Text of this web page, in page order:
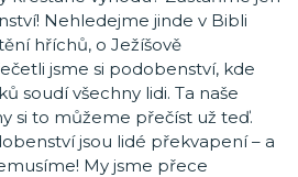
Nehledejme jinde v Bibli
hříchů, o Ježíšově
jsme si podobenství, kde
soudí všechny lidi. Ta naše
si to můžeme přečíst už teď.
jsou lidé překvapení – a
My jsme přece